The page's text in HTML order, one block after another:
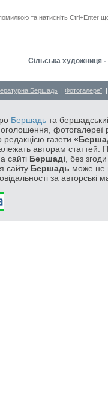
та натисніть Ctrl+Enter
Сільська художниця
Бершадь | Фотогалереї
Бершадь та
оголошення, фотогалереї
редакцією газети
авторам статтей.
сайті Бершаді , без
сайту Бершадь може не
за авторські